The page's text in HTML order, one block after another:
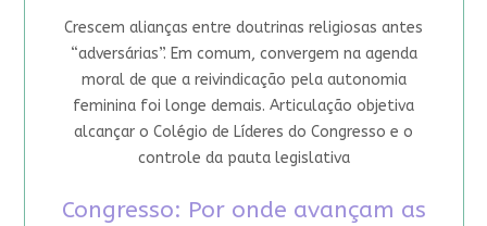
Crescem alianças entre doutrinas religiosas antes
“adversárias”. Em comum, convergem na agenda
moral de que a reivindicação pela autonomia
feminina foi longe demais. Articulação objetiva
alcançar o Colégio de Líderes do Congresso e o
controle da pauta legislativa
Congresso: Por onde avançam as